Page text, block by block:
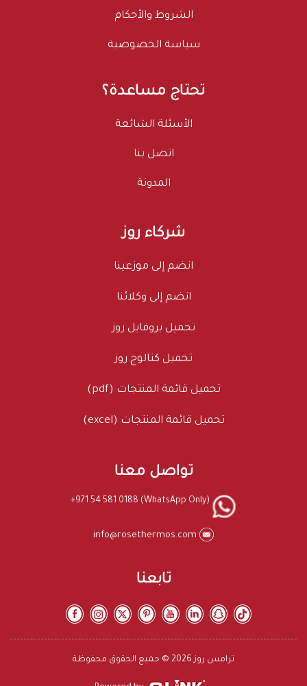
الشروط والأحكام
سياسة الخصوصية
تحتاج مساعدة؟
الأسئلة الشائعة
اتصل بنا
المدونة
شركاء روز
انضم إلى موزعينا
انضم إلى وكلائنا
تحميل بروفايل روز
تحميل كتالوج روز
تحميل قائمة المنتجات (pdf)
تحميل قائمة المنتجات (excel)
تواصل معنا
+971 54 581 0188 (WhatsApp Only)
تابعنا
ترامس روز 2026 © جميع الحقوق محفوظة